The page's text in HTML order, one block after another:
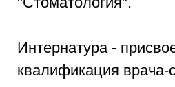
Интернатура -
квалификация врача-